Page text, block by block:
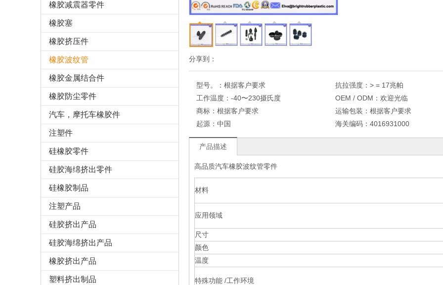
橡胶减震器零件
橡胶塞
橡胶挤压件
橡胶波纹管
橡胶金属结合件
橡胶防尘零件
汽车，摩托车橡胶件
注塑件
硅橡胶零件
硅胶海绵挤出零件
硅橡胶制品
注塑产品
硅胶挤出产品
硅胶海绵挤出产品
橡胶挤出产品
塑料挤出制品
分享到：
型号。： 根据客户要求 抗拉强度： > = 17兆帕
工作温度： -40〜230摄氏度 OEM / ODM： 欢迎光临
商标： 根据客户要求 运输包装： 根据客户要求
起源： 中国 海关编码： 4016931000
产品描述
高品质汽车橡胶波纹管零件
材料
应用领域
尺寸
颜色
温度
特殊功能 /工作环境